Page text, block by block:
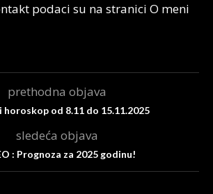
podaci su na stranici O meni
prethodna objava
horoskop od 8.11 do 15.11.2025
sledeća objava
: Prognoza za 2025 godinu!